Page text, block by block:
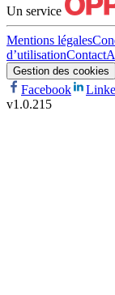
Un service
Mentions légales
d’utilisationContact
Gestion des cookies
Facebook
v1.0.215